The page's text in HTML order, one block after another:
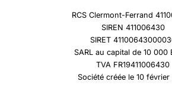
RCS Clermont-Ferrand
SIREN 411006430
SIRET
SARL au capital de 10 000
TVA FR19411006430
Société créée le 10 février